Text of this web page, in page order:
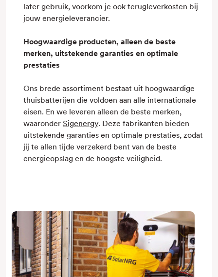
later gebruik, voorkom je ook terugleverkosten bij
jouw energieleverancier.
Hoogwaardige producten, alleen de beste
merken, uitstekende garanties en optimale
prestaties
Ons brede assortiment bestaat uit hoogwaardige
thuisbatterijen die voldoen aan alle internationale
eisen. En we leveren alleen de beste merken,
waaronder Sigenergy. Deze fabrikanten bieden
uitstekende garanties en optimale prestaties, zodat
jij te allen tijde verzekerd bent van de beste
energieopslag en de hoogste veiligheid.